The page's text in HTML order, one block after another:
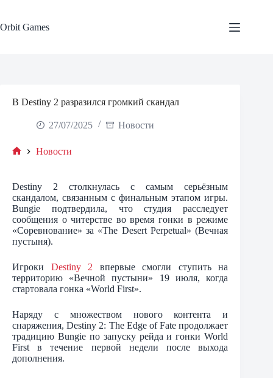
content
Orbit Games
В Destiny 2 разразился громкий скандал
27/07/2025 Новости
Новости
Destiny 2 столкнулась с самым серьёзным
скандалом, связанным с финальным этапом игры.
Bungie подтвердила, что студия расследует
сообщения о читерстве во время гонки в режиме
«Соревнование» за «The Desert Perpetual» (Вечная
пустыня).
Игроки Destiny 2 впервые смогли ступить на
территорию «Вечной пустыни» 19 июля, когда
стартовала гонка «World First».
Наряду с множеством нового контента и
снаряжения, Destiny 2: The Edge of Fate продолжает
традицию Bungie по запуску рейда и гонки World
First в течение первой недели после выхода
дополнения.